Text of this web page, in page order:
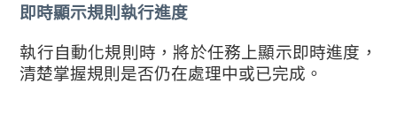
即時顯示規則執行進度
執行自動化規則時，將於任務上顯示即時進度，
清楚掌握規則是否仍在處理中或已完成。